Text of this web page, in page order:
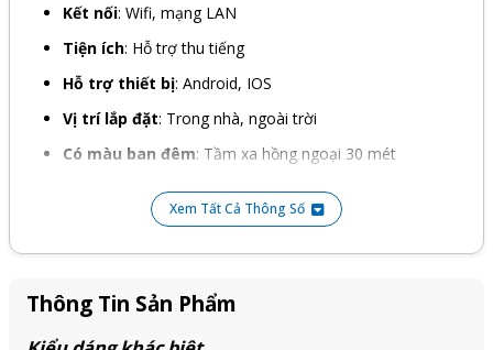
Thông Tin Sản Phẩm
Kết nối: Wifi, mạng LAN
Tiện ích: Hỗ trợ thu tiếng
Hỗ trợ thiết bị: Android, IOS
Vị trí lắp đặt: Trong nhà, ngoài trời
Có màu ban đêm: Tầm xa hồng ngoại 30 mét
Chuẩn chống nước: IP65
: DC 12V/1A
Bảo hành: 24 tháng
Xem Tất Cả Thông Số